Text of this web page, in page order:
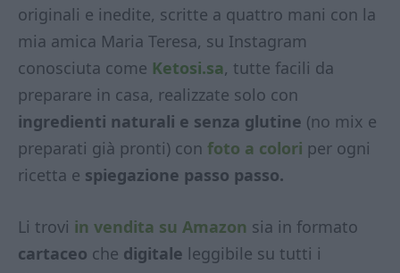
originali e inedite, scritte a quattro mani con la
mia amica Maria Teresa, su Instagram
conosciuta come Ketosi.sa, tutte facili da
preparare in casa, realizzate solo con
ingredienti naturali e senza glutine (no mix e
preparati già pronti) con foto a colori per ogni
ricetta e spiegazione passo passo.
Li trovi in vendita su Amazon sia in formato
cartaceo che digitale leggibile su tutti i